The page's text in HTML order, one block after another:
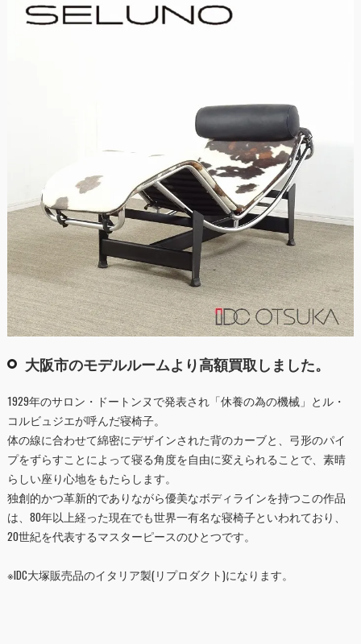
大阪市のモデルルームより高額買取しました。
1929年のサロン・ドートンヌで発表され「休養の為の機械」とル・
コルビュジエが呼んだ寝椅子。
体の線に合わせて綿密にデザインされた背のカーブと、弓形のパイ
プをずらすことによって寝る角度を自由に変えられることで、素晴
らしい座り心地をもたらします。
独創的かつ革新的でありながら優美なボディラインを持つこの作品
は、80年以上経った現在でも世界一有名な寝椅子といわれており、
20世紀を代表するマスターピースのひとつです。
※IDC大塚販売品のイタリア製(リプロダクト)になります。